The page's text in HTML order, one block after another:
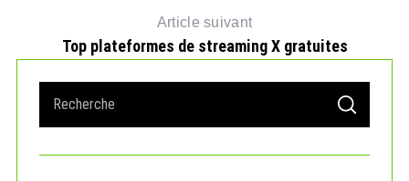
Article suivant
Top plateformes de streaming X gratuites
a
r
S
A
C